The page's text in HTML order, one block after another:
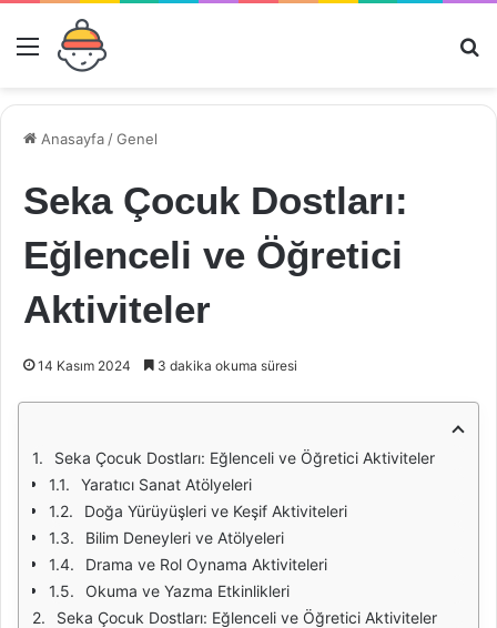
Menü
Anasayfa /Genel
Seka Çocuk Dostları:
Eğlenceli ve Öğretici
Aktiviteler
14 Kasım 2024 3 dakika okuma süresi
Seka Çocuk Dostları: Eğlenceli ve Öğretici Aktiviteler
Yaratıcı Sanat Atölyeleri
Doğa Yürüyüşleri ve Keşif Aktiviteleri
Bilim Deneyleri ve Atölyeleri
Drama ve Rol Oynama Aktiviteleri
Okuma ve Yazma Etkinlikleri
Seka Çocuk Dostları: Eğlenceli ve Öğretici Aktiviteler